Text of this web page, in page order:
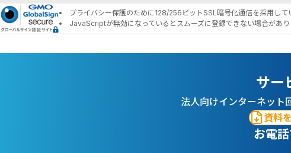
プライバシー保護のために128/256ビットSSL暗号化通信を採用して
JavaScriptが無効になっているとスムーズに登録できない場合があり
サー
法人向けインターネット
資料
お電